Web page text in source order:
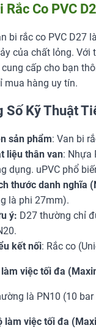
Rắc Co PVC
bi rắc co PVC D27
của chất lỏng. Với
cung cấp cho bạn
mua hàng uy tín.
Số Kỹ Thuật
sản phẩm: Van bi
liệu thân van: Nhựa
dụng. uPVC phổ
thước danh nghĩa
là phi 27mm).
ý: D27 thường chỉ
kết nối: Rắc co
việc tối đa
là PN10 (10
làm việc tối đa